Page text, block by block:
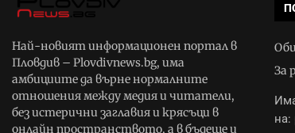
Най-новият информационен портал в
Пловдив – Plovdivnews.bg, има
амбициите да върне нормалните
отношения между медия и читатели,
без истерични заглавия и крясъци в
онлайн пространството, а в бъдеще и
За
на: